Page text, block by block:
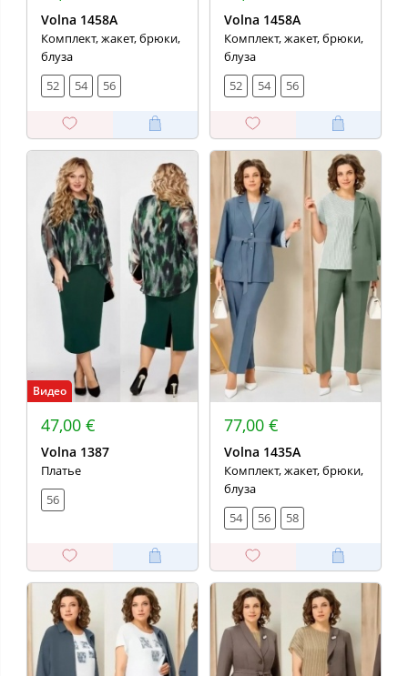
Volna 1458А
Комплект, жакет, брюки,
блуза
52
54 56
Volna 1458А
Комплект, жакет, брюки,
блуза
52
54 56
Видео
47,00 €
Volna 1387
Платье
56
77,00 €
Volna 1435А
Комплект, жакет, брюки,
блуза
54
56 58